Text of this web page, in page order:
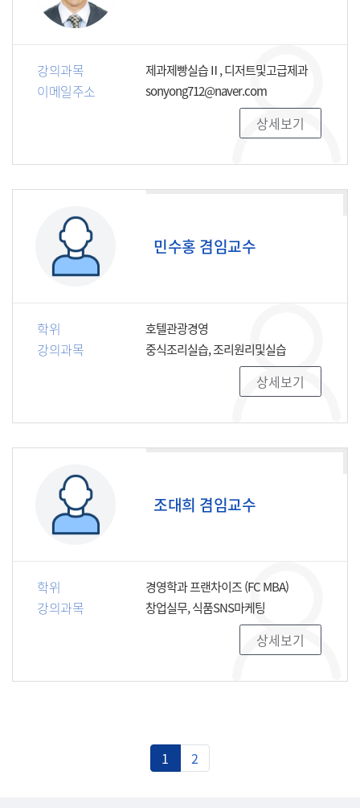
강의과목 제과제빵실습Ⅱ, 디저트및고급제과
이메일주소 sonyong712@naver.com
상세보기
민수홍 겸임교수
학위 호텔관광경영
강의과목 중식조리실습, 조리원리및실습
상세보기
조대희 겸임교수
학위 경영학과 프랜차이즈 (FC MBA)
강의과목 창업실무, 식품SNS마케팅
상세보기
1 2